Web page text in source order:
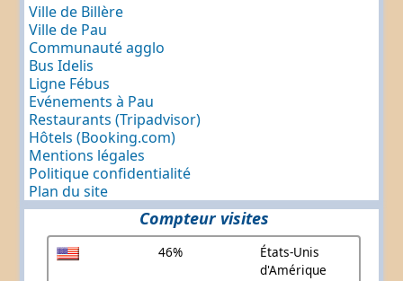
Ville de Billère
Ville de Pau
Communauté agglo
Bus Idelis
Ligne Fébus
Evénements à Pau
Restaurants (Tripadvisor)
Hôtels (Booking.com)
Mentions légales
Politique confidentialité
Plan du site
Compteur visites
46%
États-Unis
d'Amérique